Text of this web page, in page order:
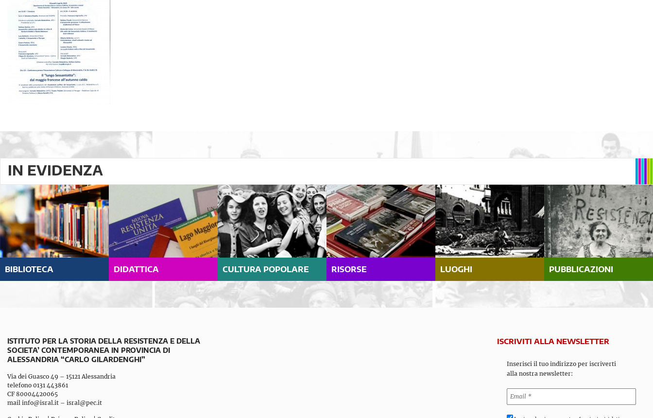
IN EVIDENZA
BIBLIOTECA DIDATTICA CULTURA POPOLARE RISORSE LUOGHI PUBBLICAZIONI
ISTITUTO PER LA STORIA DELLA RESISTENZA E DELLA
SOCIETA’ CONTEMPORANEA IN PROVINCIA DI
ALESSANDRIA “CARLO GILARDENGHI”
Via dei Guasco 49 – 15121 Alessandria
telefono 0131 443861
CF 80004420065
mail info@isral.it – isral@pec.it
ISCRIVITI ALLA NEWSLETTER
Inserisci il tuo indirizzo per iscriverti
alla nostra newsletter: